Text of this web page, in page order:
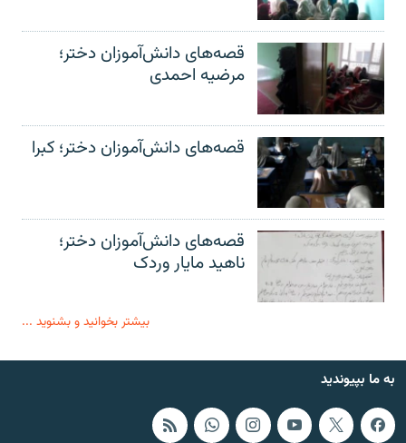
قصه‌های دانش‌آموزان دختر؛
مرضیه احمدی
قصه‌های دانش‌آموزان دختر؛ کبرا
قصه‌های دانش‌آموزان دختر؛
ناهید مایار وردک
بیشتر بخوانید و بشنوید ...
به ما بپیوندید